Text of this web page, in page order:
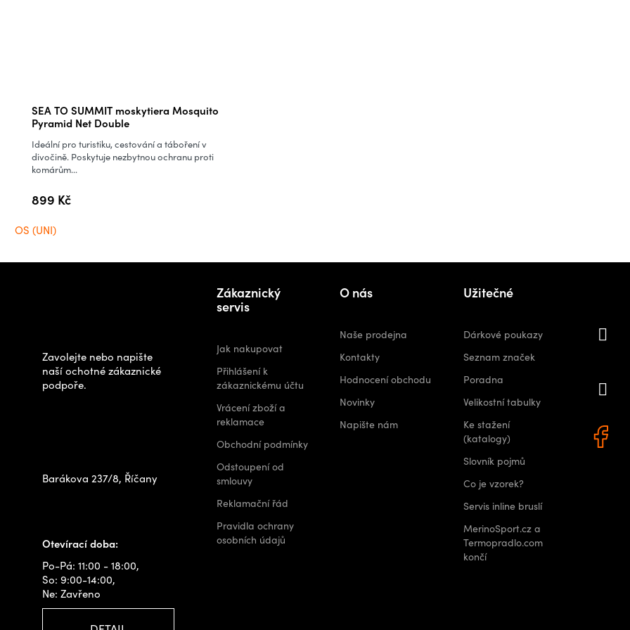
SEA TO SUMMIT moskytiera Mosquito
Pyramid Net Double
899 Kč
Ideální pro turistiku, cestování a táboření v
divočině. Poskytuje nezbytnou ochranu proti
komárům...
OS (UNI)
Zavolejte nebo napište
naší ochotné zákaznické
podpoře.
Barákova 237/8, Říčany
Otevírací doba:
Po-Pá: 11:00 - 18:00,
So: 9:00-14:00,
Ne: Zavřeno
Zákaznický
servis
Jak nakupovat
Přihlášení k
zákaznickému účtu
Vrácení zboží a
reklamace
Obchodní podmínky
Odstoupení od
smlouvy
Reklamační řád
Pravidla ochrany
osobních údajů
O nás
Naše prodejna
Kontakty
Hodnocení obchodu
Novinky
Napište nám
Užitečné
Dárkové poukazy
Seznam značek
Poradna
Velikostní tabulky
Ke stažení
(katalogy)
Slovník pojmů
Co je vzorek?
Servis inline bruslí
MerinoSport.cz a
Termopradlo.com
končí